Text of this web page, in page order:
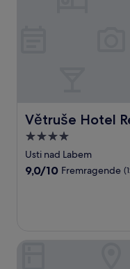
Větruše Hotel
Větruše Hotel
4.0-
stjernet
overnatningssted
Usti nad Labem
9.0
anmeldelser)
9,0/10 Fremragende